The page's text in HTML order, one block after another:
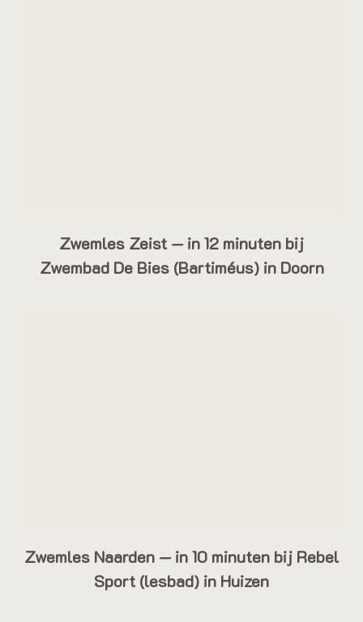
Zwemles Zeist — in 12 minuten bij
Zwembad De Bies (Bartiméus) in Doorn
Zwemles Naarden — in 10 minuten bij Rebel
Sport (lesbad) in Huizen